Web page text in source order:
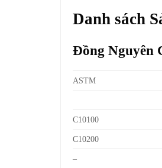
Danh sách
Đồng Nguyên
ASTM
C10100
C10200
–